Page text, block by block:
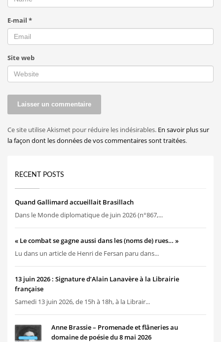
E-mail *
Site web
Ce site utilise Akismet pour réduire les indésirables. En savoir plus sur
la façon dont les données de vos commentaires sont traitées.
RECENT POSTS
Quand Gallimard accueillait Brasillach
Dans le Monde diplomatique de juin 2026 (n°867,...
« Le combat se gagne aussi dans les (noms de) rues… »
Lu dans un article de Henri de Fersan paru dans...
13 juin 2026 : Signature d’Alain Lanavère à la Librairie
française
Samedi 13 juin 2026, de 15h à 18h, à la Librair...
Anne Brassie – Promenade et flâneries au
domaine de poésie du 8 mai 2026